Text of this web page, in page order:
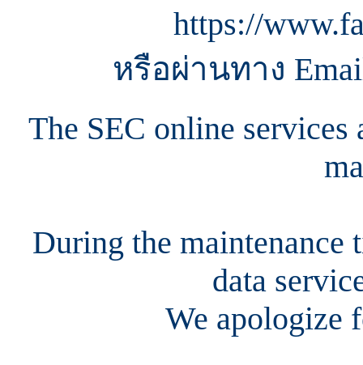
https://
หรือผ่านทาง
The SEC online
During the maintenance
data
We apologize